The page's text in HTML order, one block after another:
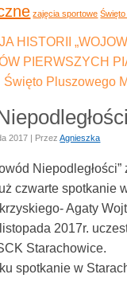
zajęcia sportowe Święto
HISTORII
PIERWSZYCH
Święto Pluszowego
2017 | Przez Agnieszka
Niepodległości”
czwarte spotkanie
Agaty
2017r.
Starachowice.
spotkanie w